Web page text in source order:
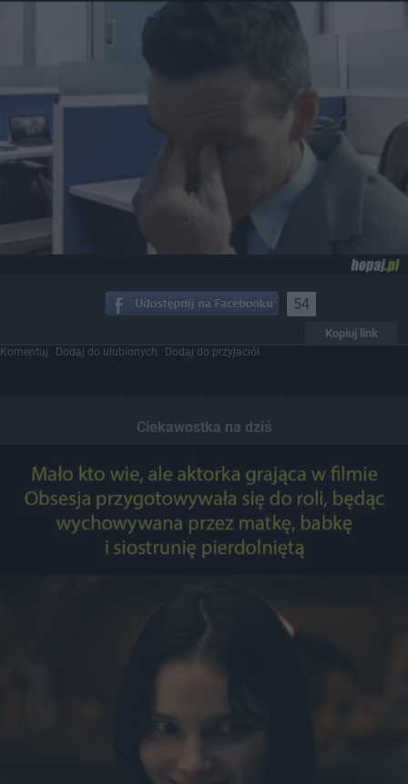
54
Kopiuj link
Komentuj Dodaj do ulubionych Dodaj do przyjaciół
Ciekawostka na dziś